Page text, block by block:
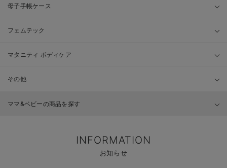
母子手帳ケース
フェムテック
マタニティ ボディケア
その他
ママ&ベビーの商品を探す
INFORMATION
お知らせ